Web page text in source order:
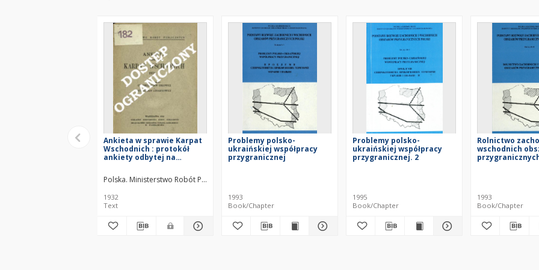
Ankieta w sprawie Karpat
Wschodnich : protokół
ankiety odbytej na
Wojewódzkiego w
Stanisławowie z inicjatywy
Publicznych w dniach 29 i
30 maja 1931
Polska. Ministerstwo Robót Publicznych.
1932
Text
Problemy polsko-
ukraińskiej współpracy
przygranicznej
1993
Book/Chapter
Problemy polsko-
ukraińskiej współpracy
przygranicznej. 2
1995
Book/Chapter
Rolnictwo
wschodnich
1993
Book/Chapter